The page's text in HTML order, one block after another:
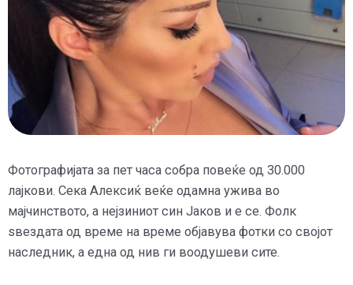
Фотографијата за пет часа собра повеќе од 30.000
лајкови. Сека Алексиќ веќе одамна ужива во
мајчинството, а нејзиниот син Јаков и е се. Фолк
ѕвездата од време на време објавува фотки со својот
наследник, а една од нив ги воодушеви сите.